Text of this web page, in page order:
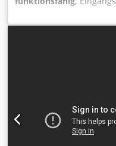
des Eingangsstroms:
und effizientes Gerät
sperriger Materialien
Modell: Hub-1